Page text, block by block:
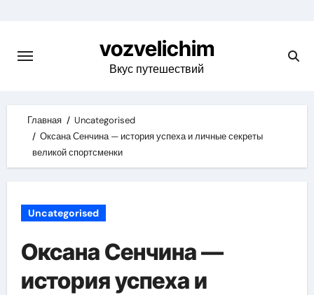
content
vozvelichim
Вкус путешествий
Главная
Uncategorised
Оксана Сенчина — история успеха и личные секреты
великой спортсменки
Uncategorised
Оксана Сенчина —
история успеха и